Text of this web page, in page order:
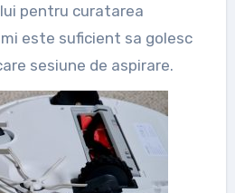
pentru curatarea
este suficient sa golesc
sesiune de aspirare.